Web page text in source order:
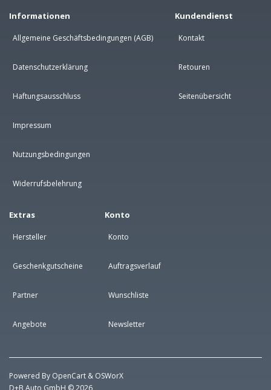
Informationen
Allgemeine Geschäftsbedingungen (AGB)
Datenschutzerklärung
Haftungsausschluss
Impressum
Nutzungsbedingungen
Widerrufsbelehrung
Kundendienst
Kontakt
Retouren
Seitenübersicht
Extras
Hersteller
Geschenkgutscheine
Partner
Angebote
Konto
Konto
Auftragsverlauf
Wunschliste
Newsletter
Powered By OpenCart & OSWorX
D+B Auto GmbH © 2026